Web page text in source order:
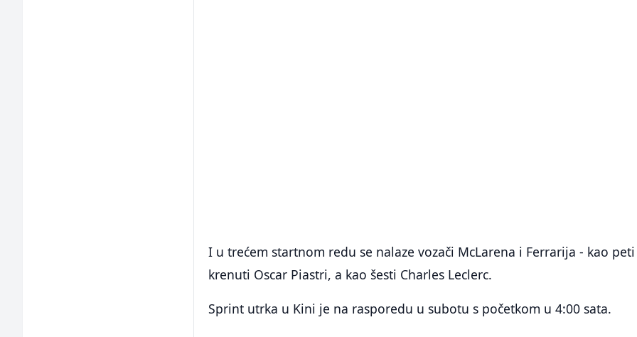
I u trećem startnom redu se nalaze vozači McLarena i Ferrarija - kao peti
krenuti Oscar Piastri, a kao šesti Charles Leclerc.
Sprint utrka u Kini je na rasporedu u subotu s početkom u 4:00 sata.